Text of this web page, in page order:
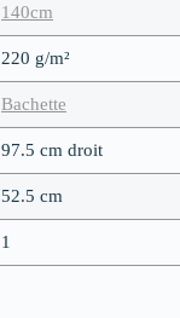
140cm
220 g/m²
Bachette
97.5 cm droit
52.5 cm
1